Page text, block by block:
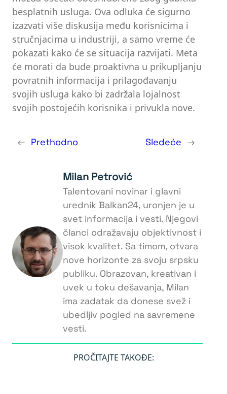
besplatnih usluga. Ova odluka će sigurno
izazvati više diskusija među korisnicima i
stručnjacima u industriji, a samo vreme će
pokazati kako će se situacija razvijati. Meta
će morati da bude proaktivna u prikupljanju
povratnih informacija i prilagođavanju
svojih usluga kako bi zadržala lojalnost
svojih postojećih korisnika i privukla nove.
← Prethodno Sledeće →
Milan Petrović
Talentovani novinar i glavni
urednik Balkan24, uronjen je u
svet informacija i vesti. Njegovi
članci odražavaju objektivnost i
visok kvalitet. Sa timom, otvara
nove horizonte za svoju srpsku
publiku. Obrazovan, kreativan i
uvek u toku dešavanja, Milan
ima zadatak da donese svež i
ubedljiv pogled na savremene
vesti.
PROČITAJTE TAKOĐE: